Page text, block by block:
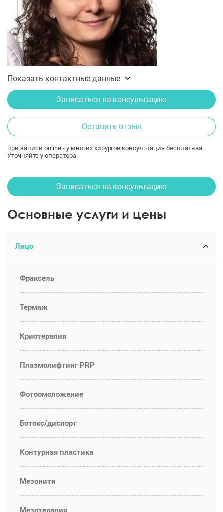
Показать контактные данные
Записаться на консультацию
Оставить отзыв
при записи online - у многих хирургов консультация бесплатная.
Уточняйте у оператора.
Записаться на консультацию
Основные услуги и цены
Лицо
Фраксель
Термаж
Криотерапия
Плазмолифтинг PRP
Фотоомоложение
Ботокс/диспорт
Контурная пластика
Мезонити
Мезотерапия